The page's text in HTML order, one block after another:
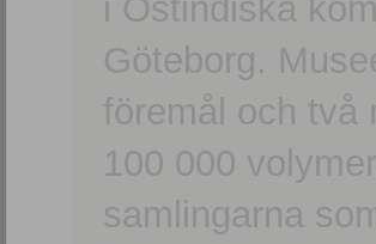
i Ostindiska
Göteborg.
föremål och två
100 000
samlingarna